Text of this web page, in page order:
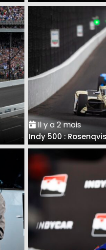
Il y a 2 mois
Indy 500 :